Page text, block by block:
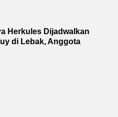
Herkules Dijadwalkan
di Lebak, Anggota